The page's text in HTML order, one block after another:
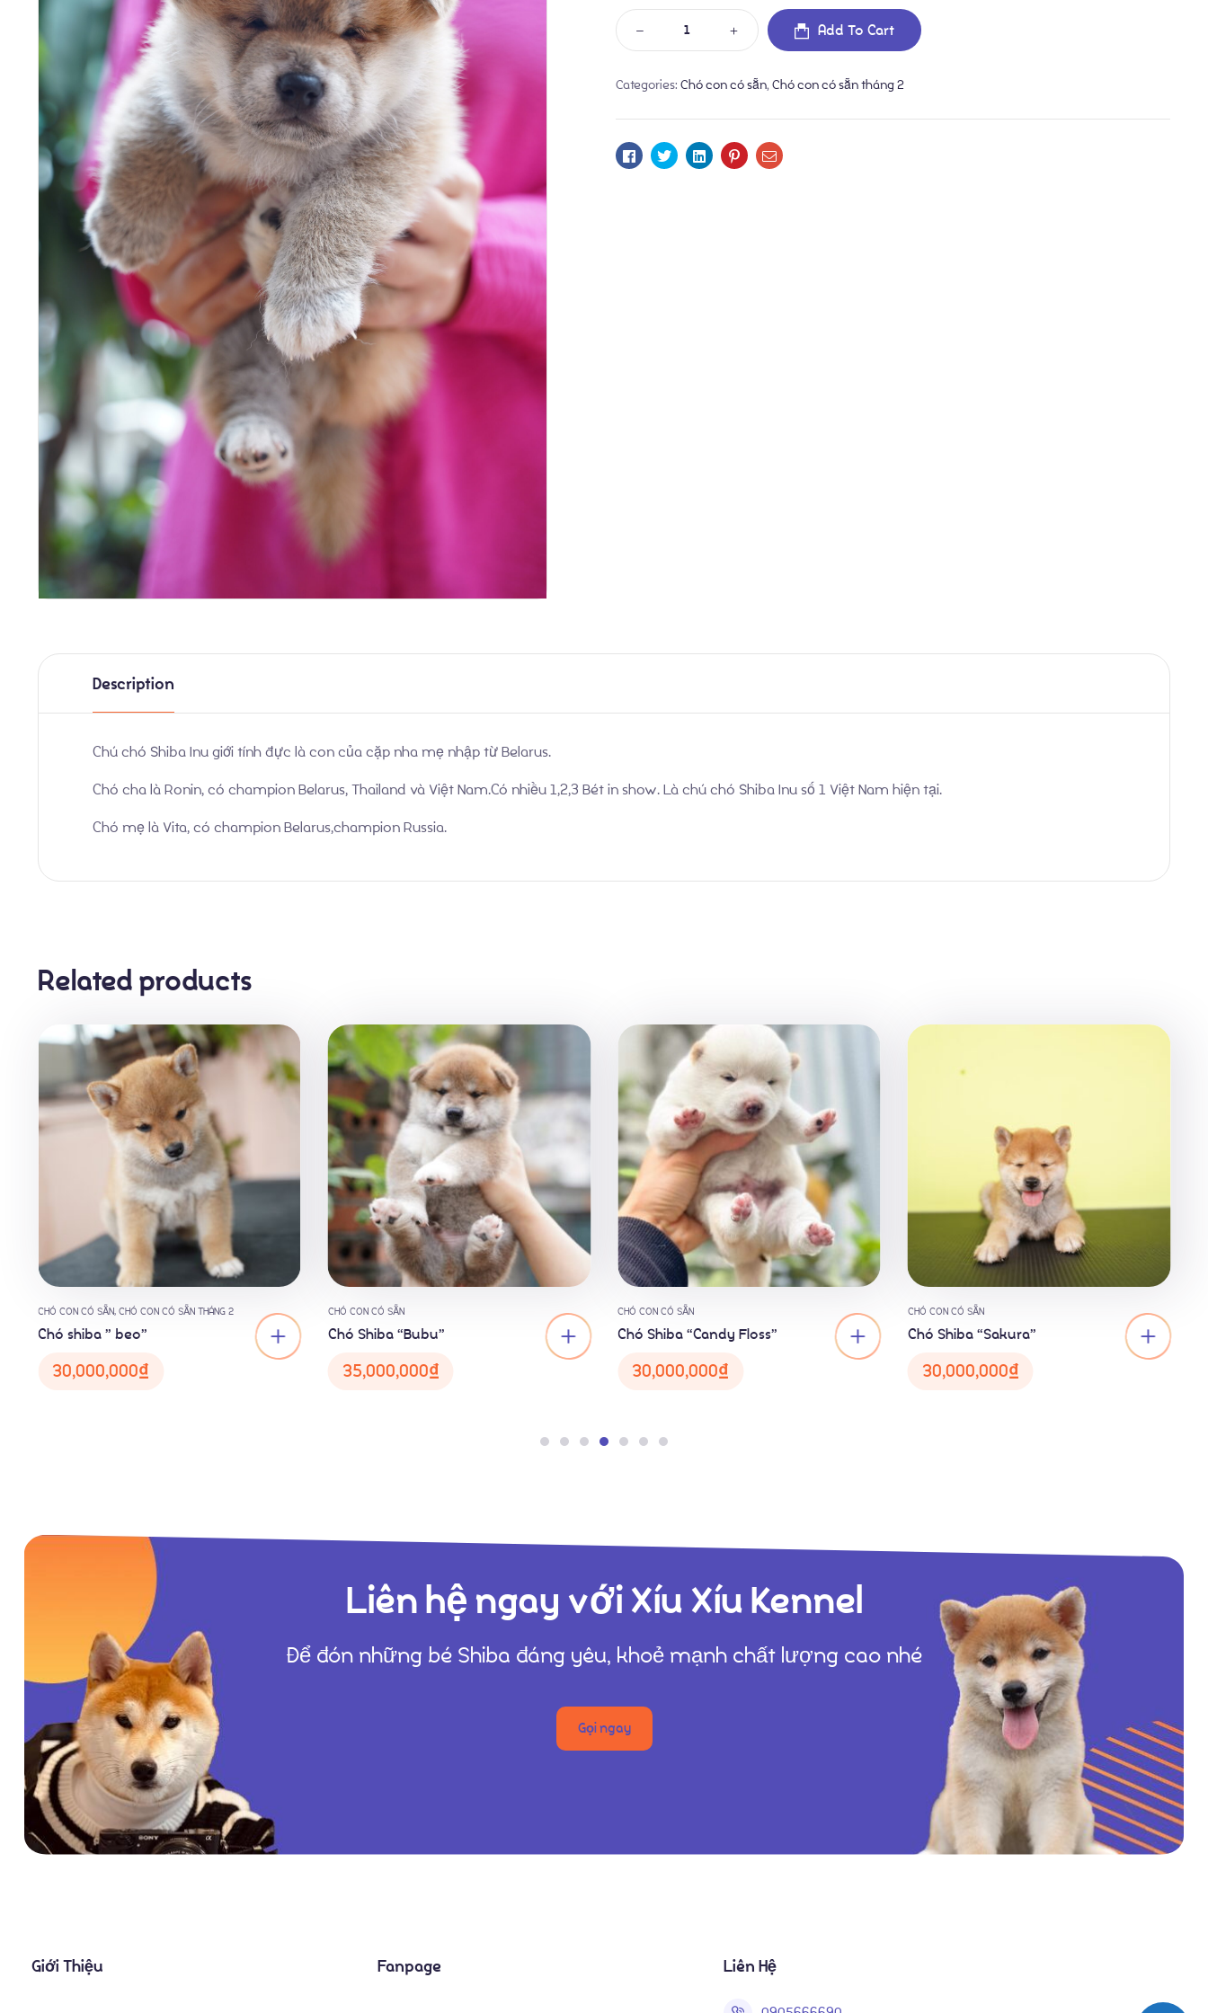
Add To Cart
Categories: Chó con có sẵn, Chó con có sẵn tháng 2
Facebook
TwitterLinkedinPinterestEmail
Description
Chú chó Shiba Inu giới tính đực là con của cặp nha mẹ nhập từ Belarus.
Chó cha là Ronin, có champion Belarus, Thailand và Việt Nam.Có nhiều 1,2,3 Bét in show. Là chú chó Shiba Inu số 1 Việt Nam hiện tại.
Chó mẹ là Vita, có champion Belarus,champion Russia.
Related products
CHÓ CON CÓ SẴN, CHÓ CON CÓ SẴN THÁNG 2
Chó shiba ” beo”
30,000,000₫
CHÓ CON CÓ SẴN
Chó Shiba “Bubu”
35,000,000₫
CHÓ CON CÓ SẴN
Chó Shiba “Candy Floss”
30,000,000₫
CHÓ CON CÓ SẴN
Chó Shiba “Sakura”
30,000,000₫
Liên hệ ngay với Xíu Xíu Kennel
Để đón những bé Shiba đáng yêu, khoẻ mạnh chất lượng cao nhé
Gọi ngay
Giới Thiệu Fanpage Liên Hệ